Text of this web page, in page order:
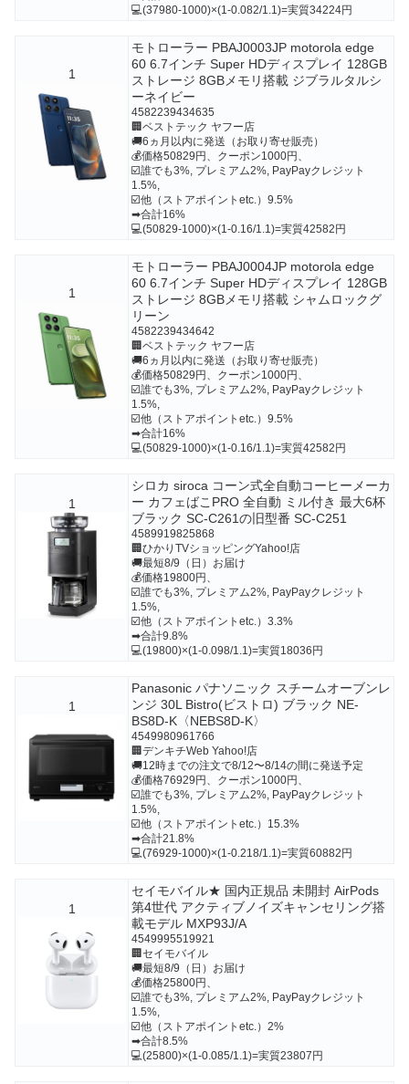
💻(37980-1000)×(1-0.082/1.1)=実質34224円
1
モトローラー PBAJ0003JP motorola edge
60 6.7インチ Super HDディスプレイ 128GB
ストレージ 8GBメモリ搭載 ジブラルタルシ
ーネイビー
4582239434635
🏢ベストテック ヤフー店
🚚6ヵ月以内に発送（お取り寄せ販売）
💰価格50829円、クーポン1000円、
☑️誰でも3%, プレミアム2%, PayPayクレジット
1.5%,
☑️他（ストアポイントetc.）9.5%
➡合計16%
💻(50829-1000)×(1-0.16/1.1)=実質42582円
1
モトローラー PBAJ0004JP motorola edge
60 6.7インチ Super HDディスプレイ 128GB
ストレージ 8GBメモリ搭載 シャムロックグ
リーン
4582239434642
🏢ベストテック ヤフー店
🚚6ヵ月以内に発送（お取り寄せ販売）
💰価格50829円、クーポン1000円、
☑️誰でも3%, プレミアム2%, PayPayクレジット
1.5%,
☑️他（ストアポイントetc.）9.5%
➡合計16%
💻(50829-1000)×(1-0.16/1.1)=実質42582円
1
シロカ siroca コーン式全自動コーヒーメーカ
ー カフェばこPRO 全自動 ミル付き 最大6杯
ブラック SC-C261の旧型番 SC-C251
4589919825868
🏢ひかりTVショッピングYahoo!店
🚚最短8/9（日）お届け
💰価格19800円、
☑️誰でも3%, プレミアム2%, PayPayクレジット
1.5%,
☑️他（ストアポイントetc.）3.3%
➡合計9.8%
💻(19800)×(1-0.098/1.1)=実質18036円
1
Panasonic パナソニック スチームオーブンレ
ンジ 30L Bistro(ビストロ) ブラック NE-
BS8D-K〈NEBS8D-K〉
4549980961766
🏢デンキチWeb Yahoo!店
🚚12時までの注文で8/12〜8/14の間に発送予定
💰価格76929円、クーポン1000円、
☑️誰でも3%, プレミアム2%, PayPayクレジット
1.5%,
☑️他（ストアポイントetc.）15.3%
➡合計21.8%
💻(76929-1000)×(1-0.218/1.1)=実質60882円
1
セイモバイル★ 国内正規品 未開封 AirPods
第4世代 アクティブノイズキャンセリング搭
載モデル MXP93J/A
4549995519921
🏢セイモバイル
🚚最短8/9（日）お届け
💰価格25800円、
☑️誰でも3%, プレミアム2%, PayPayクレジット
1.5%,
☑️他（ストアポイントetc.）2%
➡合計8.5%
💻(25800)×(1-0.085/1.1)=実質23807円